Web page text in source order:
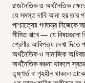
রাজনৈতিক ও অর্থনৈতিক
যে সমস্ত দাবি আনা হয় তার
পাশ্চাত্যের গণতন্ত্র নিজেকে
সীমিত রাখে — যে বিষয়গুলো
শ্রেণীর আধিপত্য দেখা দিতে
অর্থনৈতিক ও সামাজিক
অর্থনৈতিক বঞ্চনা থাকলে
তৃষ্ণার্ত বা গৃহহীন থাকলে